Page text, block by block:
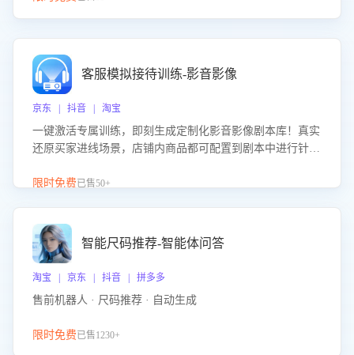
客服模拟接待训练-影音影像
京东 | 抖音 | 淘宝
一键激活专属训练，即刻生成定制化影音影像剧本库！真实
还原买家进线场景，店铺内商品都可配置到剧本中进行针对
击 “立即开通”，快速获取影音影像类目剧本，一键开启客服
限时免费已售50+
智能尺码推荐-智能体问答
淘宝 | 京东 | 抖音 | 拼多多
售前机器人 · 尺码推荐 · 自动生成
限时免费已售1230+